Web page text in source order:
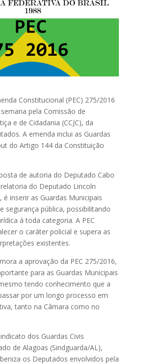
Constitucional (PEC) 275/2016
pela Comissão de
e de Cidadania (CCJC), da
A emenda inclui as Guardas
do Artigo 144 da Constituição
de autoria do Deputado Cabo
relatoria do Deputado Lincoln
é inserir as Guardas Municipais
segurança pública, possibilitando
á toda categoria. A PEC
o caráter policial e supera as
existentes.
a aprovação da PEC 275/2016,
para as Guardas Municipais
tendo conhecimento que a
por um longo processo em
tanto na Câmara como no
dos Guardas Civis
de Alagoas (Sindguarda/AL),
os Deputados envolvidos pela